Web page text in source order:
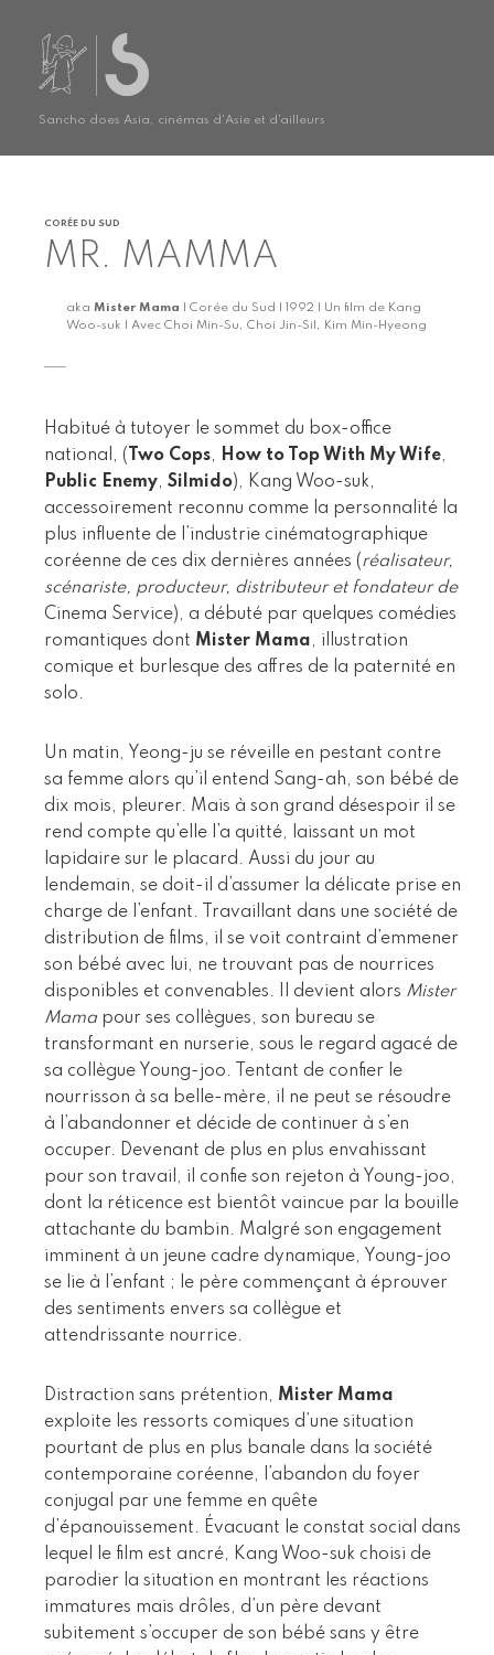
Sancho does Asia, cinémas d'Asie et d'ailleurs
CORÉE DU SUD
MR. MAMMA
aka Mister Mama | Corée du Sud | 1992 | Un film de Kang
Woo-suk | Avec Choi Min-Su, Choi Jin-Sil, Kim Min-Hyeong
Habitué à tutoyer le sommet du box-office
national, (
Two Cops, How to Top With My Wife,
Public Enemy, Silmido), Kang Woo-suk,
accessoirement reconnu comme la personnalité la
plus influente de l’industrie cinématographique
coréenne de ces dix dernières années (réalisateur,
scénariste, producteur, distributeur et fondateur de
Cinema Service), a débuté par quelques comédies
romantiques dont Mister Mama, illustration
comique et burlesque des affres de la paternité en
solo.
Un matin, Yeong-ju se réveille en pestant contre
sa femme alors qu’il entend Sang-ah, son bébé de
dix mois, pleurer. Mais à son grand désespoir il se
rend compte qu’elle l’a quitté, laissant un mot
lapidaire sur le placard. Aussi du jour au
lendemain, se doit-il d’assumer la délicate prise en
charge de l’enfant. Travaillant dans une société de
distribution de films, il se voit contraint d’emmener
son bébé avec lui, ne trouvant pas de nourrices
disponibles et convenables. Il devient alors Mister
Mamapour ses collègues, son bureau se
transformant en nurserie, sous le regard agacé de
sa collègue Young-joo. Tentant de confier le
nourrisson à sa belle-mère, il ne peut se résoudre
à l’abandonner et décide de continuer à s’en
occuper. Devenant de plus en plus envahissant
pour son travail, il confie son rejeton à Young-joo,
dont la réticence est bientôt vaincue par la bouille
attachante du bambin. Malgré son engagement
imminent à un jeune cadre dynamique, Young-joo
se lie à l’enfant ; le père commençant à éprouver
des sentiments envers sa collègue et
attendrissante nourrice.
Distraction sans prétention, Mister Mama
exploite les ressorts comiques d’une situation
pourtant de plus en plus banale dans la société
contemporaine coréenne, l’abandon du foyer
conjugal par une femme en quête
d’épanouissement. Évacuant le constat social dans
lequel le film est ancré, Kang Woo-suk choisi de
parodier la situation en montrant les réactions
immatures mais drôles, d’un père devant
subitement s’occuper de son bébé sans y être